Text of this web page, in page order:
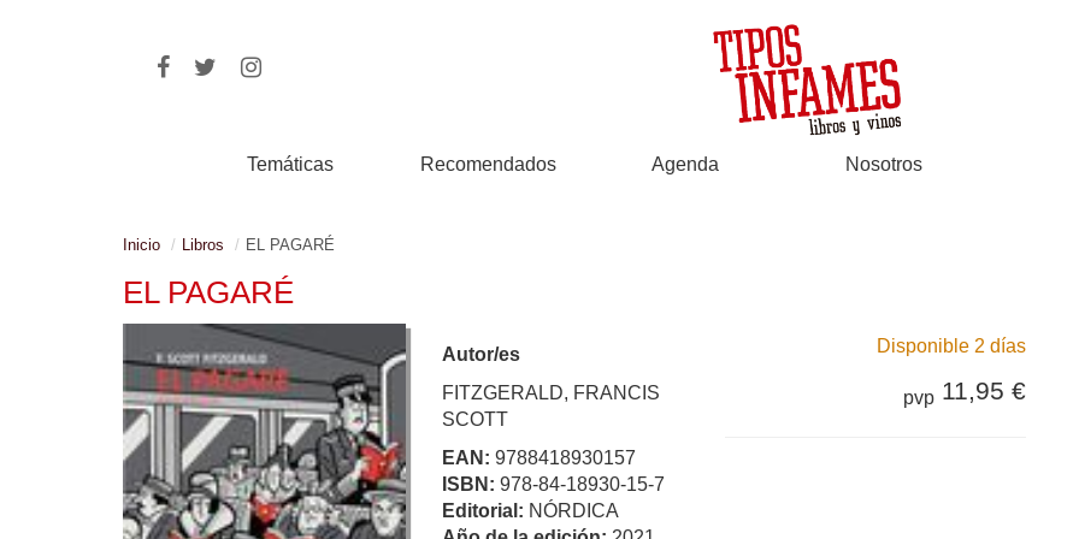
Temáticas Recomendados Agenda Nosotros
Inicio Libros EL PAGARÉ
EL PAGARÉ
Autor/es
FITZGERALD, FRANCIS
SCOTT
EAN: 9788418930157
ISBN: 978-84-18930-15-7
Editorial: NÓRDICA
Disponible 2 días
pvp 11,95 €